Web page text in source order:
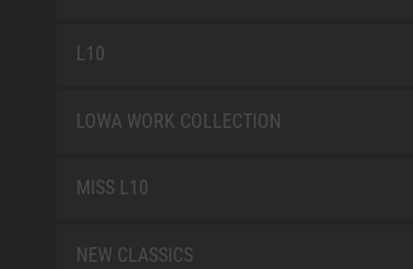
L10
LOWA WORK COLLECTION
MISS L10
NEW CLASSICS